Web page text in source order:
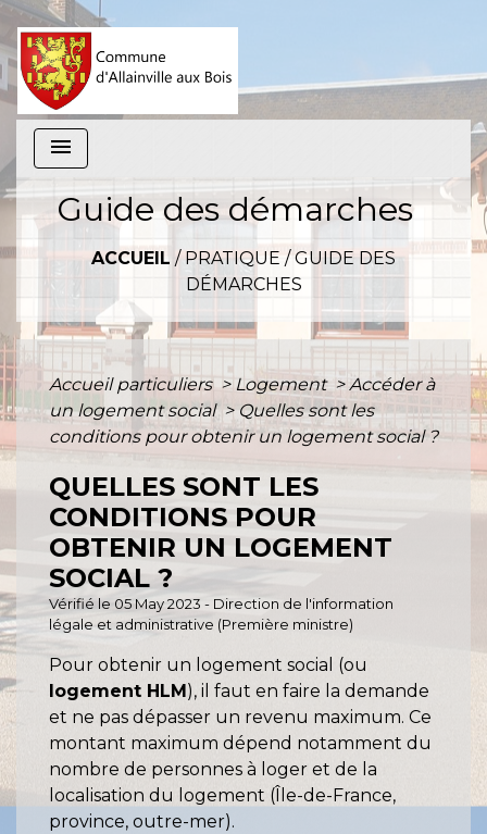
menu
Guide des démarches
ACCUEIL / PRATIQUE /GUIDE DES
DÉMARCHES
Accueil particuliers > Logement > Accéder à
un logement social> Quelles sont les
conditions pour obtenir un logement social ?
QUELLES SONT LES
CONDITIONS POUR
OBTENIR UN LOGEMENT
SOCIAL ?
Vérifié le 05 May 2023 - Direction de l'information
légale et administrative (Première ministre)
Pour obtenir un logement social (ou
logement HLM ), il faut en faire la demande
et ne pas dépasser un revenu maximum. Ce
montant maximum dépend notamment du
nombre de personnes à loger et de la
localisation du logement (Île-de-France,
province, outre-mer).